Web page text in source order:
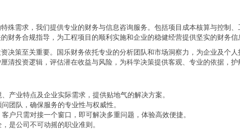
特殊需求，我们提供专业的财务与信息咨询服务。包括项目成本核算与控制
财务合规指导，为工程项目的顺利实施和企业的稳健经营提供坚实的财务信
决策至关重要。国乐财务依托专业的分析团队和市场洞察力，为企业及个
清投资逻辑，评估潜在收益与风险，为科学决策提供客观、专业的依据，护
产业特点及企业实际需求，提供贴地气的解决方案。
团队，确保服务的专业性与权威性。
户只需对接一个窗口，即可解决多重问题，体验高效便捷。
是公司不可动摇的职业准则。